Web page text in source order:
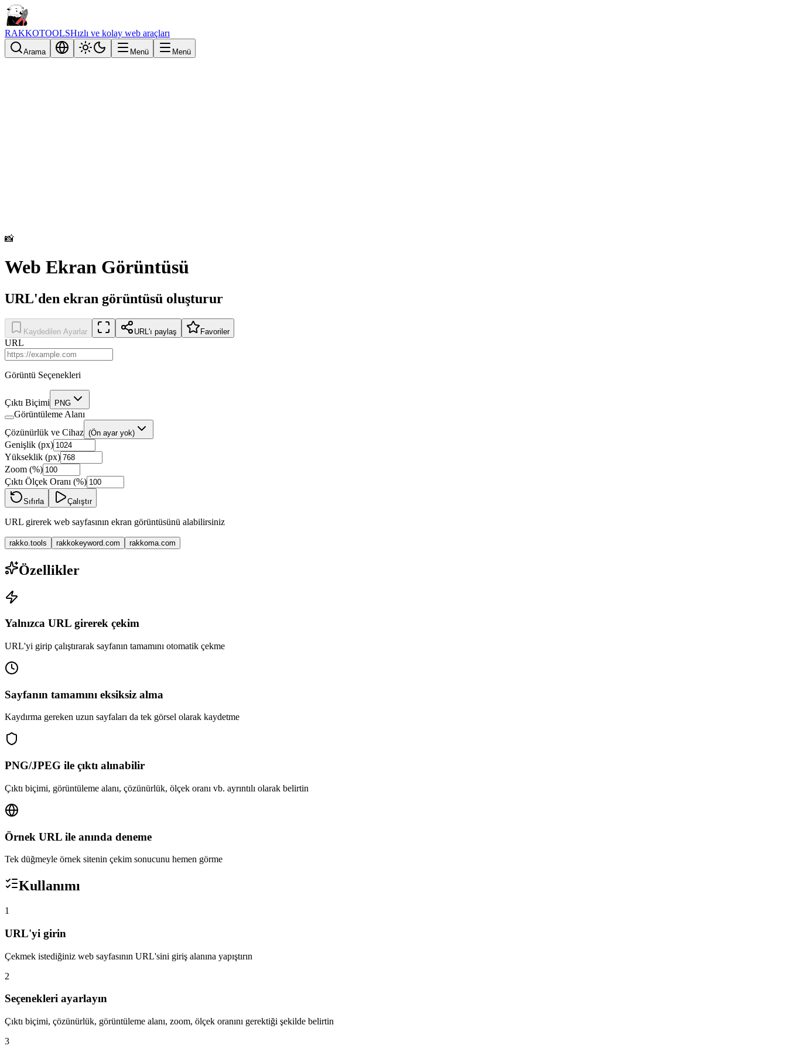
RAKKOTOOLSHızlı ve kolay web araçları
Arama Menü Menü
📸
Web Ekran Görüntüsü
URL'den ekran görüntüsü oluşturur
Kaydedilen Ayarlar URL'ı paylaş Favoriler
URL
Görüntü Seçenekleri
Çıktı Biçimi PNG
Görüntüleme Alanı
Çözünürlük ve Cihaz (Ön ayar yok)
Genişlik (px)
Yükseklik (px)
Zoom (%)
Çıktı Ölçek Oranı (%)
Sıfırla Çalıştır
URL girerek web sayfasının ekran görüntüsünü alabilirsiniz
rakko.tools rakkokeyword.com rakkoma.com
Özellikler
Yalnızca URL girerek çekim
URL'yi girip çalıştırarak sayfanın tamamını otomatik çekme
Sayfanın tamamını eksiksiz alma
Kaydırma gereken uzun sayfaları da tek görsel olarak kaydetme
PNG/JPEG ile çıktı alınabilir
Çıktı biçimi, görüntüleme alanı, çözünürlük, ölçek oranı vb. ayrıntılı olarak belirtin
Örnek URL ile anında deneme
Tek düğmeyle örnek sitenin çekim sonucunu hemen görme
Kullanımı
1
URL'yi girin
Çekmek istediğiniz web sayfasının URL'sini giriş alanına yapıştırın
2
Seçenekleri ayarlayın
Çıktı biçimi, çözünürlük, görüntüleme alanı, zoom, ölçek oranını gerektiği şekilde belirtin
3